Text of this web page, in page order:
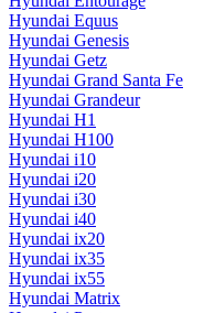
Hyundai Equus
Hyundai Genesis
Hyundai Getz
Hyundai Grand Santa Fe
Hyundai Grandeur
Hyundai H1
Hyundai H100
Hyundai i10
Hyundai i20
Hyundai i30
Hyundai i40
Hyundai ix20
Hyundai ix35
Hyundai ix55
Hyundai Matrix